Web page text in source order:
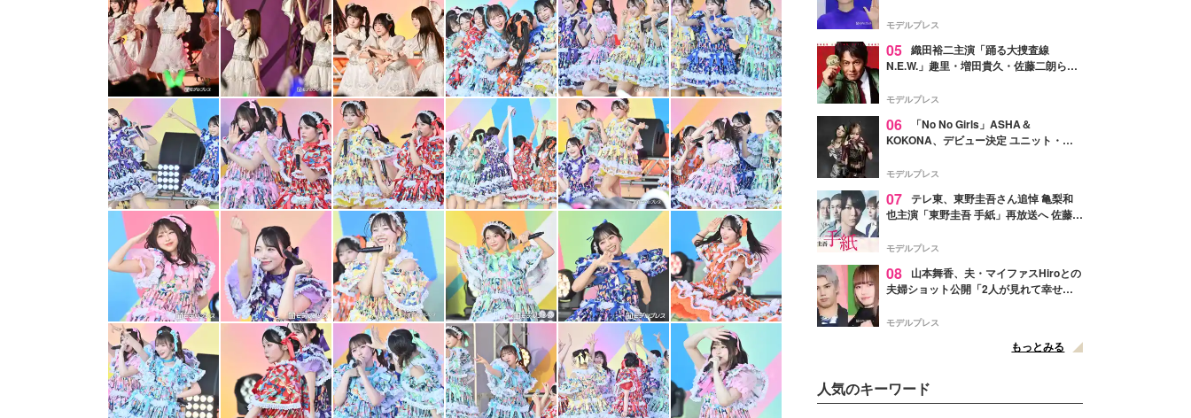
そう」と反響
モデルプレス
05 織田裕二主演「踊る大捜査線
N.E.W.」趣里・増田貴久・佐藤二朗ら新
徴する“謎のキーワード”も
モデルプレス
06
「No No Girls」ASHA＆
KOKONA、デビュー決定 ユニット・
リリースへ
モデルプレス
07 テレ東、東野圭吾さん追悼 亀梨和
也主演「東野圭吾 手紙」再放送へ 佐藤隆
モデルプレス
08
山本舞香、夫・マイファスHiroとの
夫婦ショット公開「2人が見れて幸せ」
モデルプレス
もっとみる
人気のキーワード